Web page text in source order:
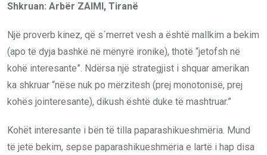
Shkruan: Arbër ZAIMI, Tiranë
Një proverb kinez, që s´merret vesh a është mallkim a bekim
(apo të dyja bashkë në mënyrë ironike), thotë “jetofsh në
kohë interesante”. Ndërsa një strategjist i shquar amerikan
ka shkruar “nëse nuk po mërzitesh (prej monotonisë, prej
kohës jointeresante), dikush është duke të mashtruar.”
Kohët interesante i bën të tilla paparashikueshmëria. Mund
të jetë bekim, sepse paparashikueshmëria e lartë i hap disa